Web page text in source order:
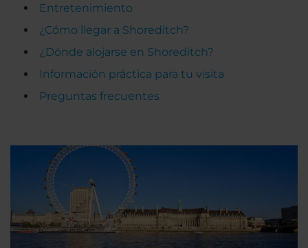
Entretenimiento
¿Cómo llegar a Shoreditch?
¿Dónde alojarse en Shoreditch?
Información práctica para tu visita
Preguntas frecuentes